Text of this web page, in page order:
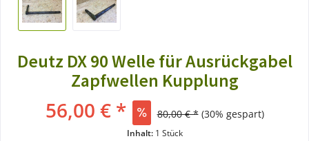
Deutz DX 90 Welle für Ausrückgabel
Zapfwellen Kupplung
56,00 € * 80,00 € * (30% gespart)
Inhalt: 1 Stück